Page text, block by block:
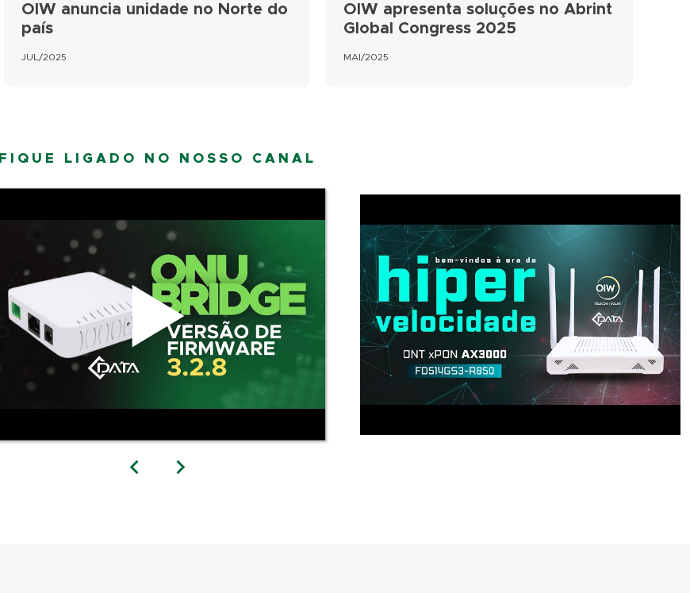
OIW anuncia unidade no Norte do
país
JUL/2025
OIW apresenta soluções no Abrint
Global Congress 2025
MAI/2025
FIQUE LIGADO NO NOSSO CANAL